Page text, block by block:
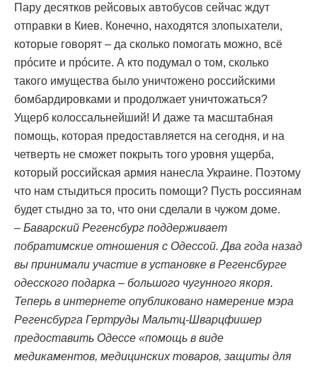
Пару десятков рейсовых автобусов сейчас ждут
отправки в Киев. Конечно, находятся злопыхатели,
которые говорят – да сколько помогать можно, всё
прóсите и прóсите. А кто подумал о том, сколько
такого имущества было уничтожено российскими
бомбардировками и продолжает уничтожаться?
Ущерб колоссальнейший! И даже та масштабная
помощь, которая предоставляется на сегодня, и на
четверть не сможет покрыть того уровня ущерба,
который российская армия нанесла Украине. Поэтому
что нам стыдиться просить помощи? Пусть россиянам
будет стыдно за то, что они сделали в чужом доме.
– Баварский Регенсбург поддерживает
побратимские отношения с Одессой. Два года назад
вы принимали участие в установке в Регенсбурге
одесского подарка – большого чугунного якоря.
Теперь в интернете опубликовано намерение мэра
Регенсбурга Гертруды Мальтц-Шварцфишер
предоставить Одессе «помощь в виде
медикаментов, медицинских товаров, защиты для